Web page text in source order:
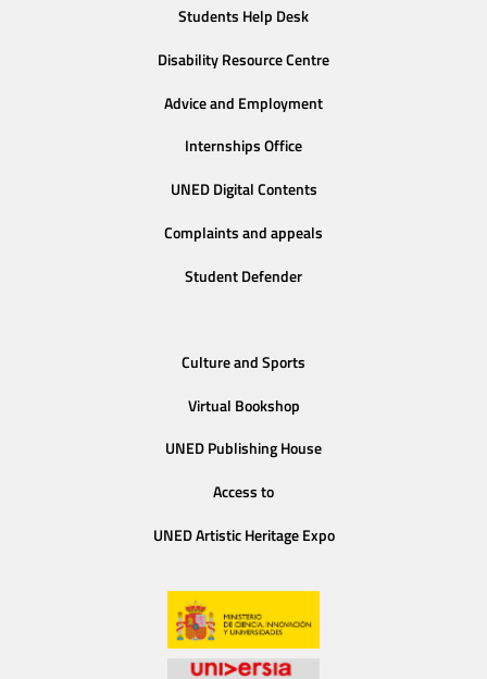
Students Help Desk
Disability Resource Centre
Advice and Employment
Internships Office
UNED Digital Contents
Complaints and appeals
Student Defender
Culture and Sports
Virtual Bookshop
UNED Publishing House
Access to
UNED Artistic Heritage Expo